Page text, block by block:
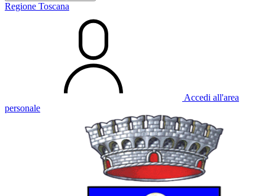
Regione Toscana
Accedi all'area
personale